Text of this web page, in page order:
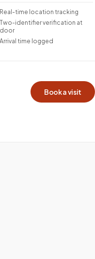
Real-time location tracking
Two-identifier verification at
door
Arrival time logged
Book a visit